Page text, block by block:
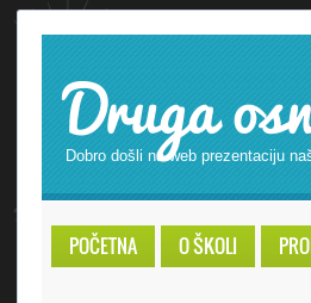
Druga
Dobro došli na web prezentaciju
POČETNA O ŠKOLI